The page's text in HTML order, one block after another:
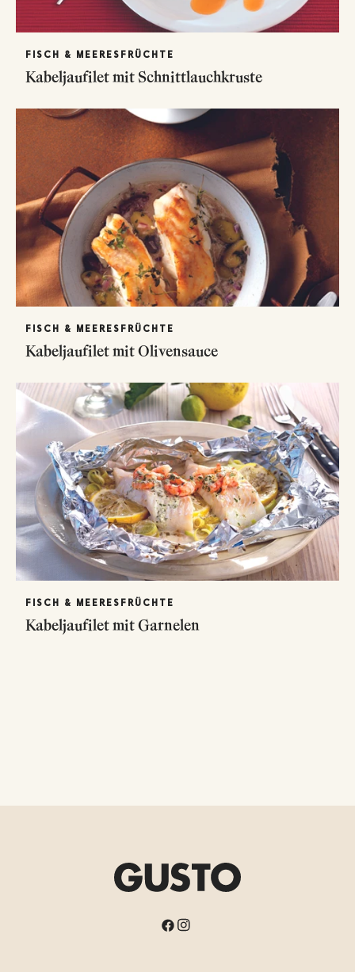
FISCH & MEERESFRÜCHTE
Kabeljaufilet mit Schnittlauchkruste
FISCH & MEERESFRÜCHTE
Kabeljaufilet mit Olivensauce
FISCH & MEERESFRÜCHTE
Kabeljaufilet mit Garnelen